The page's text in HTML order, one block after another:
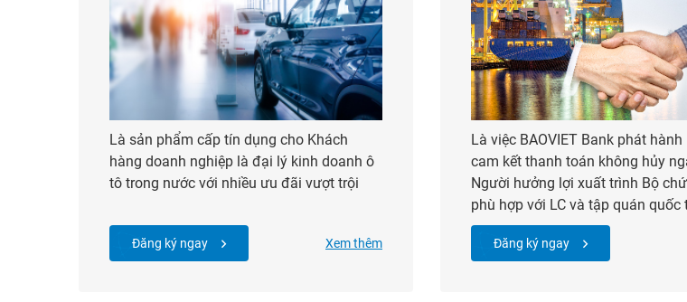
Là sản phẩm cấp tín dụng cho Khách
hàng doanh nghiệp là đại lý kinh doanh ô
tô trong nước với nhiều ưu đãi vượt trội
Đăng ký ngay Xem thêm
Là việc BAOVIET Bank phát hành
cam kết thanh toán không hủy
Người hưởng lợi xuất trình Bộ
phù hợp với LC và tập quán quốc
Đăng ký ngay